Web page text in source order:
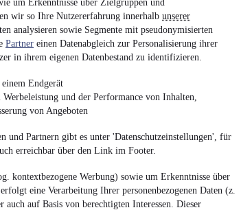
um Erkenntnisse über Zielgruppen und
wir so Ihre Nutzererfahrung innerhalb unserer
analysieren sowie Segmente mit pseudonymisierten
Partner einen Datenabgleich zur Personalisierung ihrer
in ihrem eigenen Datenbestand zu identifizieren.
Endgerät
und der Performance von Inhalten,
von Angeboten
und Partnern gibt es unter 'Datenschutzeinstellungen', für
erreichbar über den Link im Footer.
kontextbezogene Werbung) sowie um Erkenntnisse über
eine Verarbeitung Ihrer personenbezogenen Daten (z.
auf Basis von berechtigten Interessen. Dieser